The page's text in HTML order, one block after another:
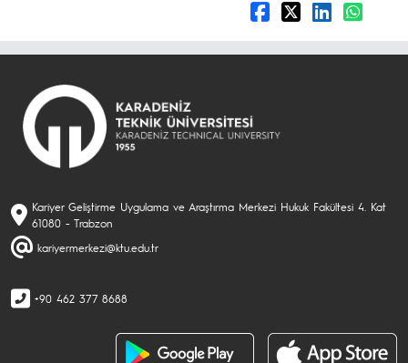
Kariyer Geliştirme Uygulama ve Araştırma Merkezi Hukuk Fakültesi 4. Kat
61080 - Trabzon
kariyermerkezi@ktu.edu.tr
+90 462 377 8688